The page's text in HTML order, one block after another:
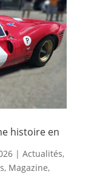
histoire en
| Actualités,
, Magazine,